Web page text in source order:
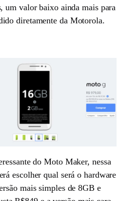
um valor baixo ainda mais para
diretamente da Motorola.
do Moto Maker, nessa
escolher qual será o hardware
mais simples de 8GB e